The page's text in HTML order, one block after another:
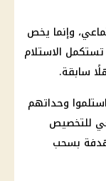
وإنما يخص
الاستلام
سابقة.
استلموا وحداتهم
للتخصيص
بسحب